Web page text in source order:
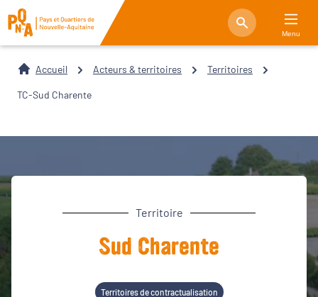
Menu
Accueil Acteurs & territoires Territoires
TC-Sud Charente
Territoire
Sud Charente
Territoires de contractualisation